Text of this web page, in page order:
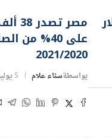
2021/2020
بواسطةسناء علام 5 يوليو 2021 | 10:36 ص